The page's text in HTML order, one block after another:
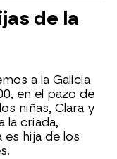
de la
a la Galicia
en el pazo de
niñas, Clara y
la criada,
es hija de los